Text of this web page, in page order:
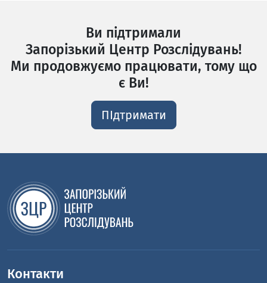
Ви підтримали
Запорізький Центр Розслідувань!
Ми продовжуємо працювати, тому що
є Ви!
ПІдтримати
Контакти